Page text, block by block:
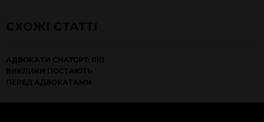
АДВОКАТИ CHATGPT: ЯКІ
ВИКЛИКИ ПОСТАЮТЬ
ПЕРЕД АДВОКАТАМИ